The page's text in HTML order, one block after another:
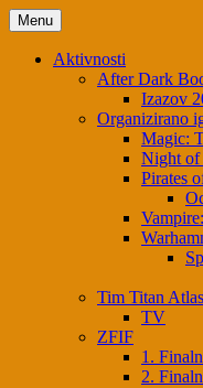
Skip
to
content
Menu
Aktivnosti
After Dark
Izazov
Organizirano
Magic:
Night of
Pirates
Tim Titan Atlas
TV
ZFIF
1.
2.